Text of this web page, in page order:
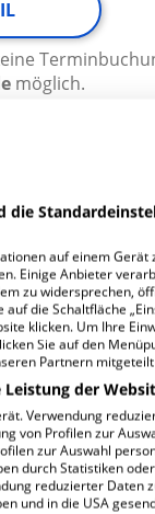
möglich.
möglich.
die
auf einem Gerät
Einige Anbieter
zu widersprechen,
die Schaltfläche
klicken. Um Ihre
Sie auf den
Partnern
der
Verwendung
von Profilen zur
zur Auswahl
durch Statistiken
reduzierter Daten
und in die USA